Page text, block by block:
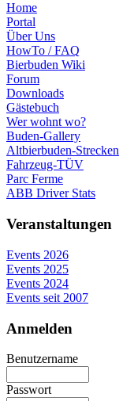
Home
Portal
Über Uns
HowTo / FAQ
Bierbuden Wiki
Forum
Downloads
Gästebuch
Wer wohnt wo?
Buden-Gallery
Altbierbuden-Strecken
Fahrzeug-TÜV
Parc Ferme
ABB Driver Stats
Veranstaltungen
Events 2026
Events 2025
Events 2024
Events seit 2007
Anmelden
Benutzername
Passwort